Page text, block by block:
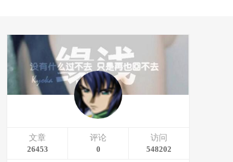
文章
26453
评论
0
访问
548202